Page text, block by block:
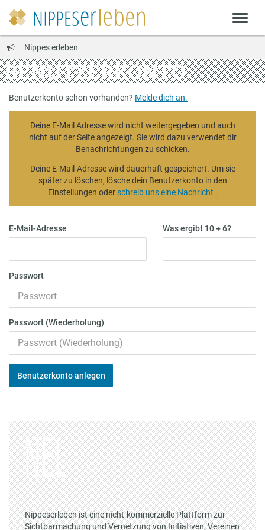
Nippes erleben
BENUTZERKONTO
Benutzerkonto schon vorhanden? Melde dich an.
Deine E-Mail Adresse wird nicht weitergegeben und auch
nicht auf der Seite angezeigt. Sie wird dazu verwendet dir
Benachrichtungen zu schicken.
Deine E-Mail-Adresse wird dauerhaft gespeichert. Um sie
später zu löschen, lösche dein Benutzerkonto in den
Einstellungen oderschreib uns eine Nachricht .
E-Mail-Adresse Was ergibt 10 + 6?
Passwort
Passwort (Wiederholung)
Benutzerkonto anlegen
Nippeserleben ist eine nicht-kommerzielle Plattform zur
Sichtbarmachung und Vernetzung von Initiativen, Vereinen